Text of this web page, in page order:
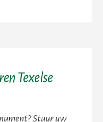
Texelse
Stuur uw